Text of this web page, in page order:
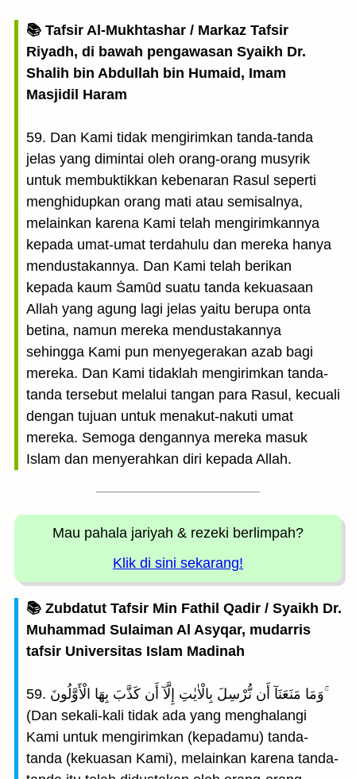
📚 Tafsir Al-Mukhtashar / Markaz Tafsir
Riyadh, di bawah pengawasan Syaikh Dr.
Shalih bin Abdullah bin Humaid, Imam
Masjidil Haram
59. Dan Kami tidak mengirimkan tanda-tanda
jelas yang dimintai oleh orang-orang musyrik
untuk membuktikkan kebenaran Rasul seperti
menghidupkan orang mati atau semisalnya,
melainkan karena Kami telah mengirimkannya
kepada umat-umat terdahulu dan mereka hanya
mendustakannya. Dan Kami telah berikan
kepada kaum Ṡamūd suatu tanda kekuasaan
Allah yang agung lagi jelas yaitu berupa onta
betina, namun mereka mendustakannya
sehingga Kami pun menyegerakan azab bagi
mereka. Dan Kami tidaklah mengirimkan tanda-
tanda tersebut melalui tangan para Rasul, kecuali
dengan tujuan untuk menakut-nakuti umat
mereka. Semoga dengannya mereka masuk
Islam dan menyerahkan diri kepada Allah.
Mau pahala jariyah & rezeki berlimpah?
Klik di sini sekarang!
📚 Zubdatut Tafsir Min Fathil Qadir / Syaikh Dr.
Muhammad Sulaiman Al Asyqar, mudarris
tafsir Universitas Islam Madinah
59. وَمَا مَنَعَنَآ أَن نُّرْسِلَ بِالْاٰيٰتِ إِلَّآ أَن كَذَّبَ بِهَا الْأَوَّلُونَ ۚ
(Dan sekali-kali tidak ada yang menghalangi
Kami untuk mengirimkan (kepadamu) tanda-
tanda (kekuasan Kami), melainkan karena tanda-